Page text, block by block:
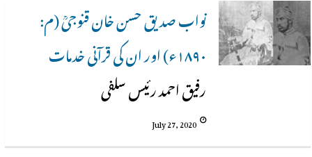
نواب صدیق حسن خان قنوجیؒ (م:
۱۸۹۰ء) اور ان کی قرآنی خدمات
رفیق احمد رئیس سلفی
July 27, 2020